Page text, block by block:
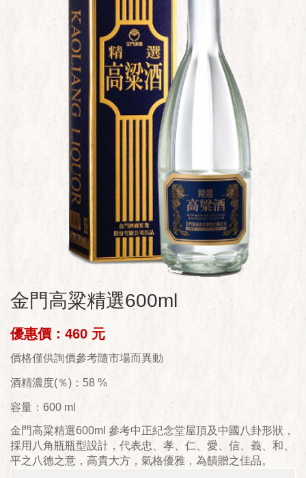
金門高粱精選600ml
優惠價：460 元
價格僅供詢價參考隨市場而異動
酒精濃度(％)：58 %
容量：600 ml
金門高粱精選600ml 參考中正紀念堂屋頂及中國八卦形狀，
採用八角瓶瓶型設計，代表忠、孝、仁、愛、信、義、和、
平之八德之意，高貴大方，氣格優雅，為饋贈之佳品。